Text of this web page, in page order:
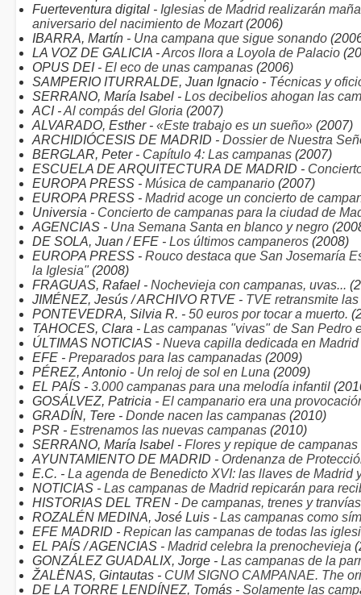
Fuerteventura digital - Iglesias de Madrid realizarán
aniversario del nacimiento de Mozart(2006)
IBARRA, Martín - Una campana que sigue sonando
LA VOZ DE GALICIA -Arcos llora a Loyola de Palacio
OPUS DEI - El eco de unas campanas (2006)
SAMPERIO ITURRALDE, Juan Ignacio - Técnicas y
SERRANO, María Isabel - Los decibelios ahogan las
ACI -Al compás del Gloria (2007)
ALVARADO, Esther - «Este trabajo es un sueño» (2007)
ARCHIDIÓCESIS DE MADRID - Dossier de Nuestra
BERGLAR, Peter - Capítulo 4: Las campanas (2007)
ESCUELA DE ARQUITECTURA DE MADRID -
EUROPA PRESS - Música de campanario (2007)
EUROPA PRESS - Madrid acoge un concierto de
Universia - Concierto de campanas para la ciudad de
AGENCIAS - Una Semana Santa en blanco y negro
DE SOLA, Juan / EFE - Los últimos campaneros (2008)
EUROPA PRESS - Rouco destaca que San Josemaría
la Iglesia"(2008)
FRAGUAS, Rafael - Nochevieja con campanas, uvas...
JIMÉNEZ, Jesús / ARCHIVO RTVE - TVE retransmite
PONTEVEDRA, Silvia R. - 50 euros por tocar a muerto.
TAHOCES, Clara - Las campanas "vivas" de San Pedro
ÚLTIMAS NOTICIAS - Nueva capilla dedicada en
EFE - Preparados para las campanadas (2009)
PÉREZ, Antonio - Un reloj de sol en Luna (2009)
EL PAÍS - 3.000 campanas para una melodía infantil
GOSÁLVEZ, Patricia - El campanario era una
GRADÍN, Tere - Donde nacen las campanas (2010)
PSR - Estrenamos las nuevas campanas (2010)
SERRANO, María Isabel - Flores y repique de campanas
AYUNTAMIENTO DE MADRID - Ordenanza de
E.C. - La agenda de Benedicto XVI: las llaves de Madrid
NOTICIAS - Las campanas de Madrid repicarán para
HISTORIAS DEL TREN - De campanas, trenes y tranvías
ROZALÉN MEDINA, José Luis - Las campanas como
EFE MADRID - Repican las campanas de todas las
EL PAÍS / AGENCIAS - Madrid celebra la prenochevieja
GONZÁLEZ GUADALIX, Jorge - Las campanas de la
ŽALĖNAS, Gintautas - CUM SIGNO CAMPANAE. The
DE LA TORRE LENDÍNEZ, Tomás - Solamente las